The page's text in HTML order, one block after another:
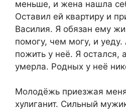
меньше, и жена нашла
Оставил ей квартиру и
Василия. Я обязан ему
помогу, чем могу, и
пожить у неё. Я остался,
умерла. Родных у неё
Молодёжь приезжая
хулиганит. Сильный